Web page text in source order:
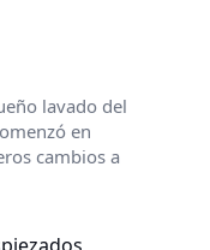
lavado del
en
cambios a